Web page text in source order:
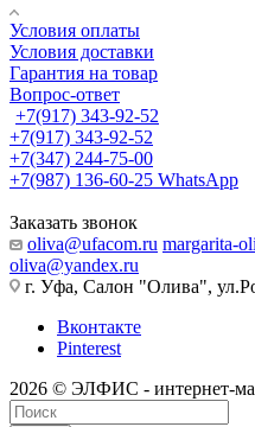
Условия оплаты
Условия доставки
Гарантия на товар
Вопрос-ответ
+7(917) 343-92-52
+7(917) 343-92-52
+7(347) 244-75-00
+7(987) 136-60-25 WhatsApp
Заказать звонок
oliva@ufacom.ru margarita-
oliva@yandex.ru
г. Уфа, Салон "Олива",
Вконтакте
Pinterest
2026 © ЭЛФИС - интернет-